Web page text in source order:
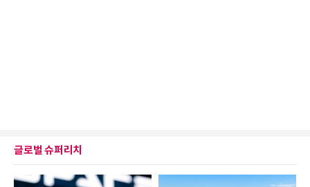
글로벌 슈퍼리치